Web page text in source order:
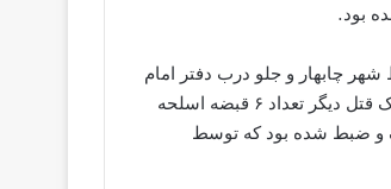
بود.
۲۸ بهمن در روز روشن، وسط شهر چابهار و جلو درب دفتر امام
جمعه موقت چابهار اقدام به ترور دو روحانی اهل سنت کرده بود، پیشتر و در جریان یک قتل دیگر تعداد ۶ قبضه اسلحه
مسکونیش کشف و ضبط شده بود که توسط